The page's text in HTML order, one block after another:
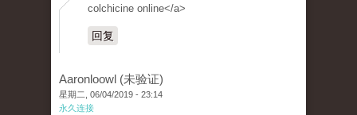
colchicine online</a>
回复
Aaronloowl (未验证)
星期二, 06/04/2019 - 23:14
永久连接